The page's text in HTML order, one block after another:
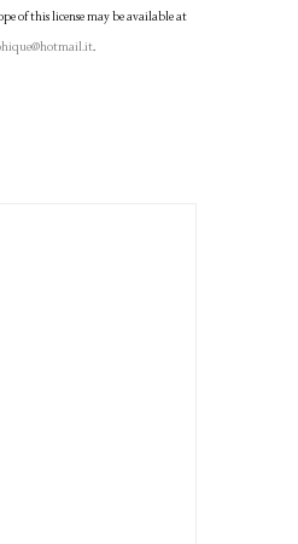
of this license may be available at
.